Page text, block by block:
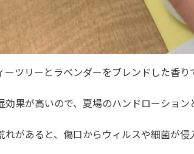
ーツリーとラベンダーをブレンドした香り
効果が高いので、夏場のハンドローション
れがあると、傷口からウィルスや細菌が侵